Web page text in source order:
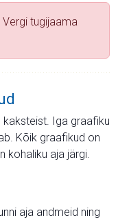
tugijaama
kaksteist. Iga graafiku
Kõik graafikud on
kohaliku aja järgi.
aja andmeid ning